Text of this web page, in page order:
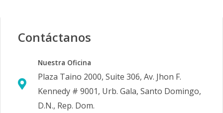
Contáctanos
Nuestra Oficina
Plaza Taino 2000, Suite 306, Av. Jhon F.
Kennedy # 9001, Urb. Gala, Santo Domingo,
D.N., Rep. Dom.